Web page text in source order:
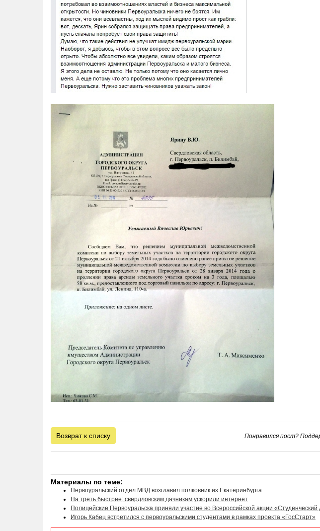
Возврат к списку Понравился пост?
Материалы по теме:
Первоуральский отдел МВД возглавил полковник из Екатеринбурга
На треть быстрее: свердловским дачникам ускорили интернет
Полицейские Первоуральска приняли участие во Всероссийской акции
Игорь Кабец встретился с первоуральскими студентами в рамках проекта «ГосСтарт»